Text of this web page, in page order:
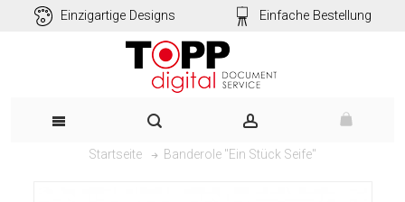
Einzigartige Designs Einfache Bestellung
Startseite Banderole "Ein Stück Seife"